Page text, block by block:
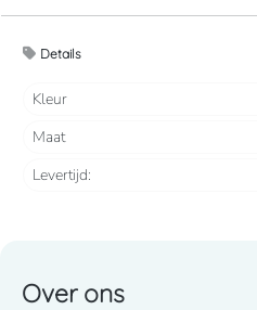
Casual en ideaal voor
binnenkant. Ingezette
Kangoeroezakken.
Details
Kleur
Maat
Levertijd:
Over ons